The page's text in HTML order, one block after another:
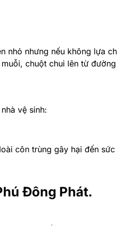
nhỏ nhưng nếu không lựa
chuột chui lên từ
vệ sinh:
côn trùng gây hại đến
Đông Phát.